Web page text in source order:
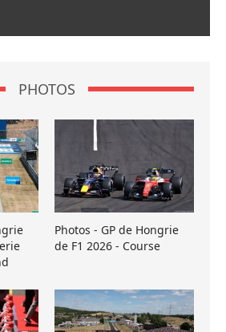
PHOTOS
Photos - GP de Hongrie
de F1 2026 - Course